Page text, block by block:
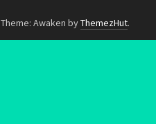
Theme: Awaken byThemezHut.